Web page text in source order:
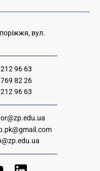
вул.
96 63
82 26
96 63